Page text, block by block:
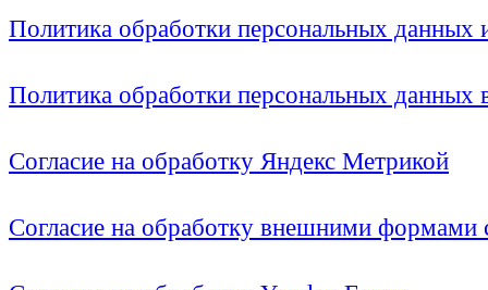
Политика обработки персональных
Политика обработки персональных
Согласие на обработку Яндекс Метрикой
Согласие на обработку внешними формами